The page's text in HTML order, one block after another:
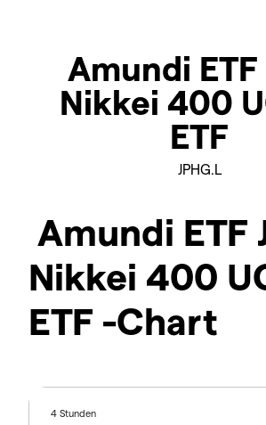
Amundi ETF
Nikkei 400
ETF
JPHG.L
Amundi ETF
Nikkei 400
ETF -Chart
4 Stunden